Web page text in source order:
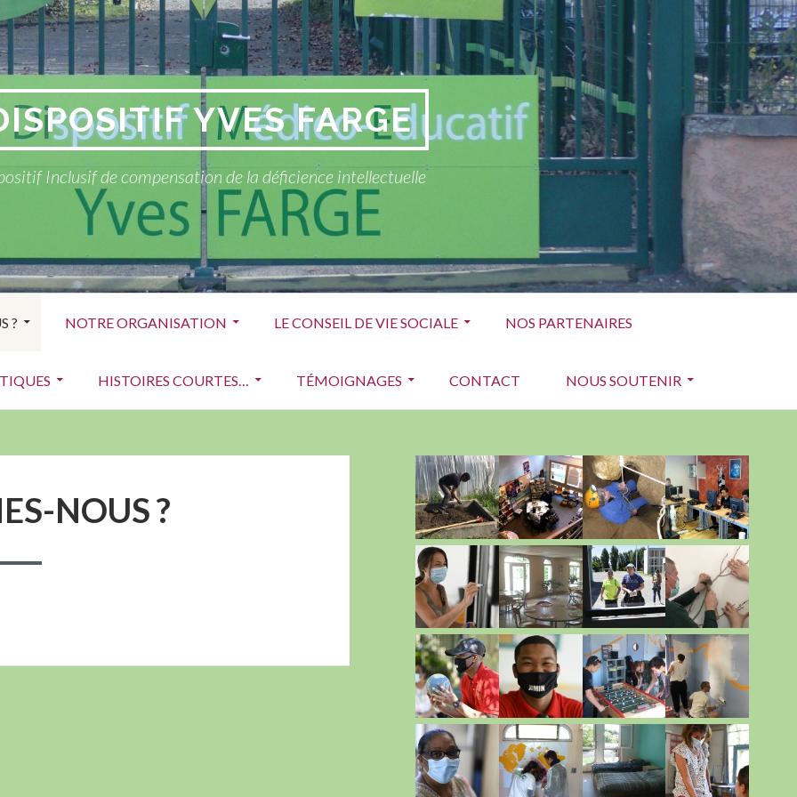
YVES FARGE
Inclusif de compensation de la déficience intellectuelle
? NOTRE ORGANISATION LE CONSEIL DE VIE SOCIALE NOS PARTENAIRES
HISTOIRES COURTES… TÉMOIGNAGES CONTACT NOUS SOUTENIR
NOUS ?
Barre
latérale
principale